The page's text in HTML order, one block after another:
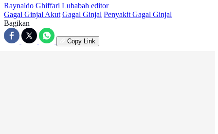
Raynaldo Ghiffari Lubabah editor
Gagal Ginjal Akut Gagal Ginjal Penyakit Gagal Ginjal
Bagikan
Copy Link